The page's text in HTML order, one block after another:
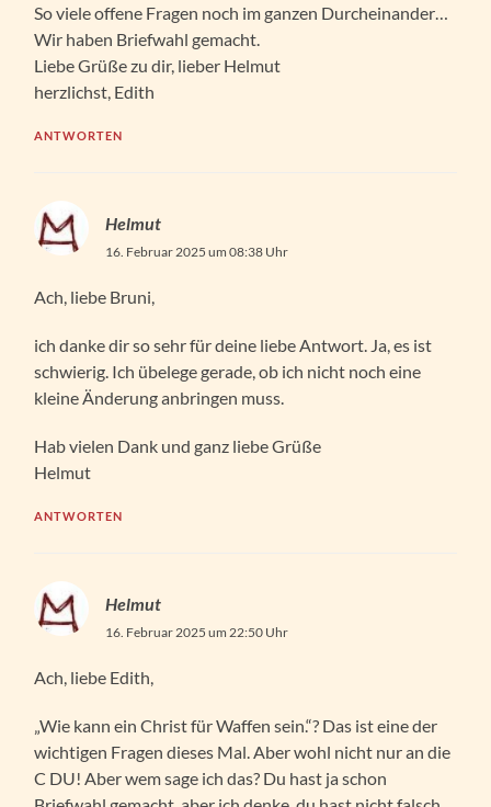
So viele offene Fragen noch im ganzen Durcheinander…
Wir haben Briefwahl gemacht.
Liebe Grüße zu dir, lieber Helmut
herzlichst, Edith
ANTWORTEN
Helmut
16. Februar 2025 um 08:38 Uhr
Ach, liebe Bruni,
ich danke dir so sehr für deine liebe Antwort. Ja, es ist
schwierig. Ich übelege gerade, ob ich nicht noch eine
kleine Änderung anbringen muss.
Hab vielen Dank und ganz liebe Grüße
Helmut
ANTWORTEN
Helmut
16. Februar 2025 um 22:50 Uhr
Ach, liebe Edith,
„Wie kann ein Christ für Waffen sein.“? Das ist eine der
wichtigen Fragen dieses Mal. Aber wohl nicht nur an die
C DU! Aber wem sage ich das? Du hast ja schon